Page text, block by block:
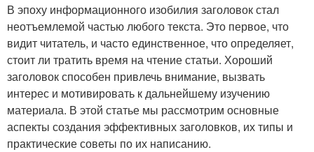
В эпоху информационного изобилия заголовок стал
неотъемлемой частью любого текста. Это первое, что
видит читатель, и часто единственное, что определяет,
стоит ли тратить время на чтение статьи. Хороший
заголовок способен привлечь внимание, вызвать
интерес и мотивировать к дальнейшему изучению
материала. В этой статье мы рассмотрим основные
аспекты создания эффективных заголовков, их типы и
практические советы по их написанию.